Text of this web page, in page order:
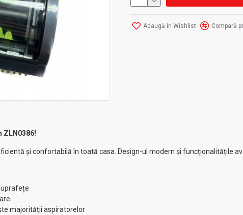
Adaugă in Wishlist Compară
ZLN0386!
și confortabilă în toată casa. Design-ul modern și funcționalitățile
majorității aspiratorelor